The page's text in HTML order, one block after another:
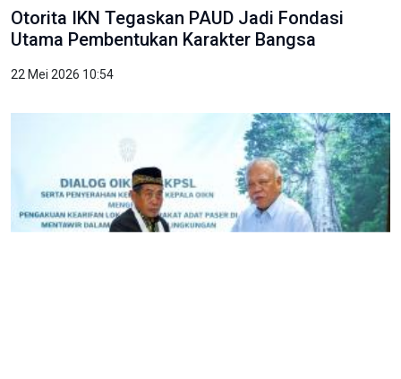
Otorita IKN Tegaskan PAUD Jadi Fondasi
Utama Pembentukan Karakter Bangsa
22 Mei 2026 10:54